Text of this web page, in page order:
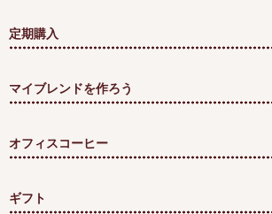
定期購入
マイブレンドを作ろう
オフィスコーヒー
ギフト